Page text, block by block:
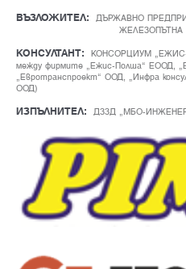
ВЪЗЛОЖИТЕЛ: ДЪРЖАВНО
ЖЕЛЕЗОПЪТНА
КОНСУЛТАНТ:
КОНСОРЦИУМ
между фирмите „Ежис-Полша“ ЕООД,
„Евротранспроект“ ООД, „Инфра
ООД)
ИЗПЪЛНИТЕЛ: ДЗЗД „МБО-